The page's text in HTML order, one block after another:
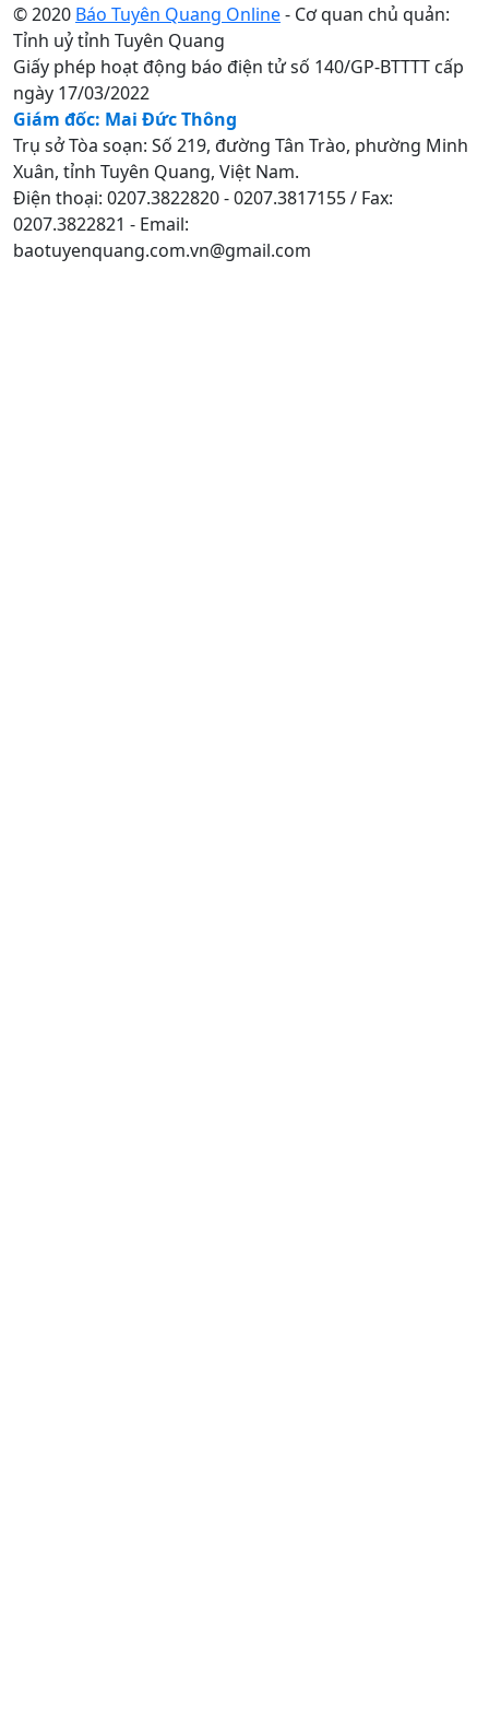
© 2020 Báo Tuyên Quang Online- Cơ quan chủ quản:
Tỉnh uỷ tỉnh Tuyên Quang
Giấy phép hoạt động báo điện tử số 140/GP-BTTTT cấp
ngày 17/03/2022
Giám đốc: Mai Đức Thông
Trụ sở Tòa soạn: Số 219, đường Tân Trào, phường Minh
Xuân, tỉnh Tuyên Quang, Việt Nam.
Điện thoại: 0207.3822820 - 0207.3817155 / Fax:
0207.3822821 - Email:
baotuyenquang.com.vn@gmail.com